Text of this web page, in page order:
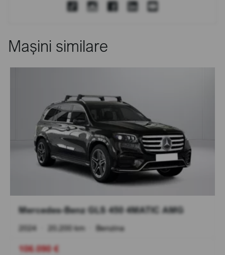
Mașini similare
Mercedes-Benz GLS 450 4MATIC AMG
2024 20.200 km Benzina
106.090 €